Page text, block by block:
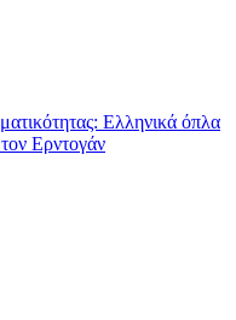
Ελληνικά όπλα
Ερντογάν